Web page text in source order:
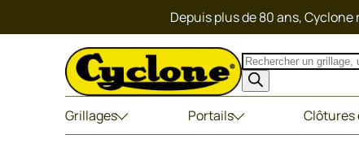
Depuis plus de 80 ans,
Recherche
de
produits
Grillages Portails